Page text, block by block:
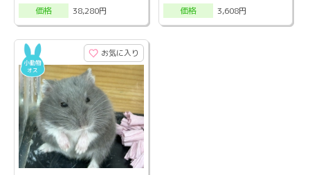
価格
38,280円
価格
3,608円
お気に入り